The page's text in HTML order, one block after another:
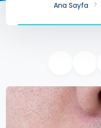
Ana Sayfa